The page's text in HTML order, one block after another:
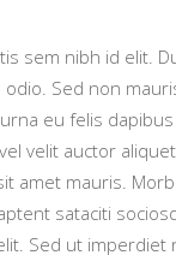
sem nibh id elit.
Sed non
eu felis
velit auctor
amet mauris.
sataciti
Sed ut imperdiet